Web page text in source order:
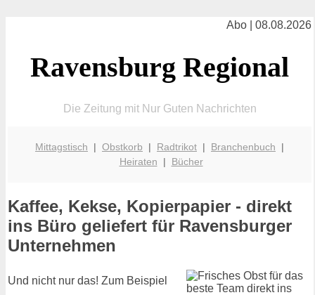
Abo | 08.08.2026
Ravensburg Regional
Die Zeitung mit Nur Guten Nachrichten
Mittagstisch | Obstkorb | Radtrikot | Branchenbuch |
Heiraten | Bücher
Kaffee, Kekse, Kopierpapier - direkt
ins Büro geliefert für Ravensburger
Unternehmen
Und nicht nur das! Zum Beispiel